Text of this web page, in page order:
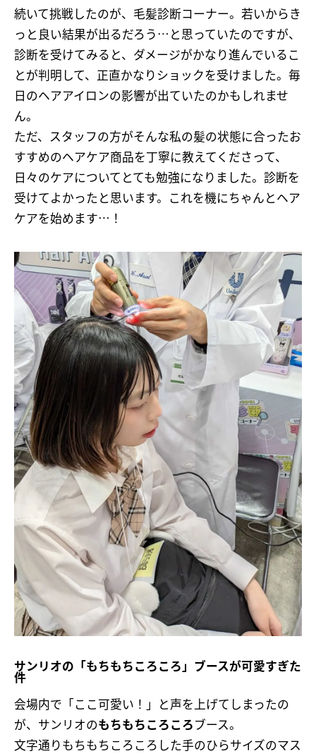
続いて挑戦したのが、毛髪診断コーナー。若いからき
っと良い結果が出るだろう…と思っていたのですが、
診断を受けてみると、ダメージがかなり進んでいるこ
とが判明して、正直かなりショックを受けました。毎
日のヘアアイロンの影響が出ていたのかもしれませ
ん。
ただ、スタッフの方がそんな私の髪の状態に合ったお
すすめのヘアケア商品を丁寧に教えてくださって、
日々のケアについてとても勉強になりました。診断を
受けてよかったと思います。これを機にちゃんとヘア
ケアを始めます…！
サンリオの「もちもちころころ」ブースが可愛すぎた
件
会場内で「ここ可愛い！」と声を上げてしまったの
が、サンリオのもちもちころころブース。
文字通りもちもちころころした手のひらサイズのマス